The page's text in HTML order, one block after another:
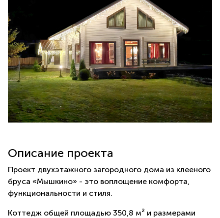
Описание проекта
Проект двухэтажного загородного дома из клееного
бруса «Мышкино» - это воплощение комфорта,
функциональности и стиля.
Коттедж общей площадью 350,8 м² и размерами